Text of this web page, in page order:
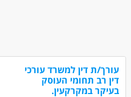
עורך/ת דין למשרד עורכי
דין רב תחומי העוסק
בעיקר במקרקעין.